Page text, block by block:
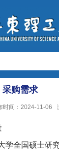
采购需求
时间：2024-11-06
学全国硕士研